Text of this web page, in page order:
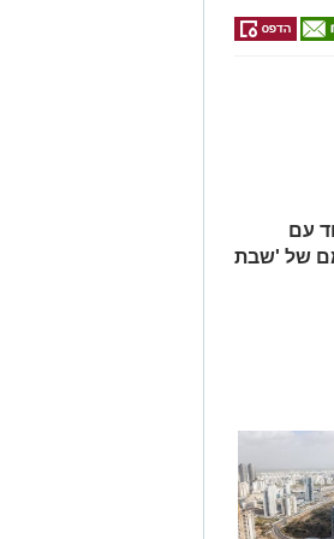
עם
של 'שבת